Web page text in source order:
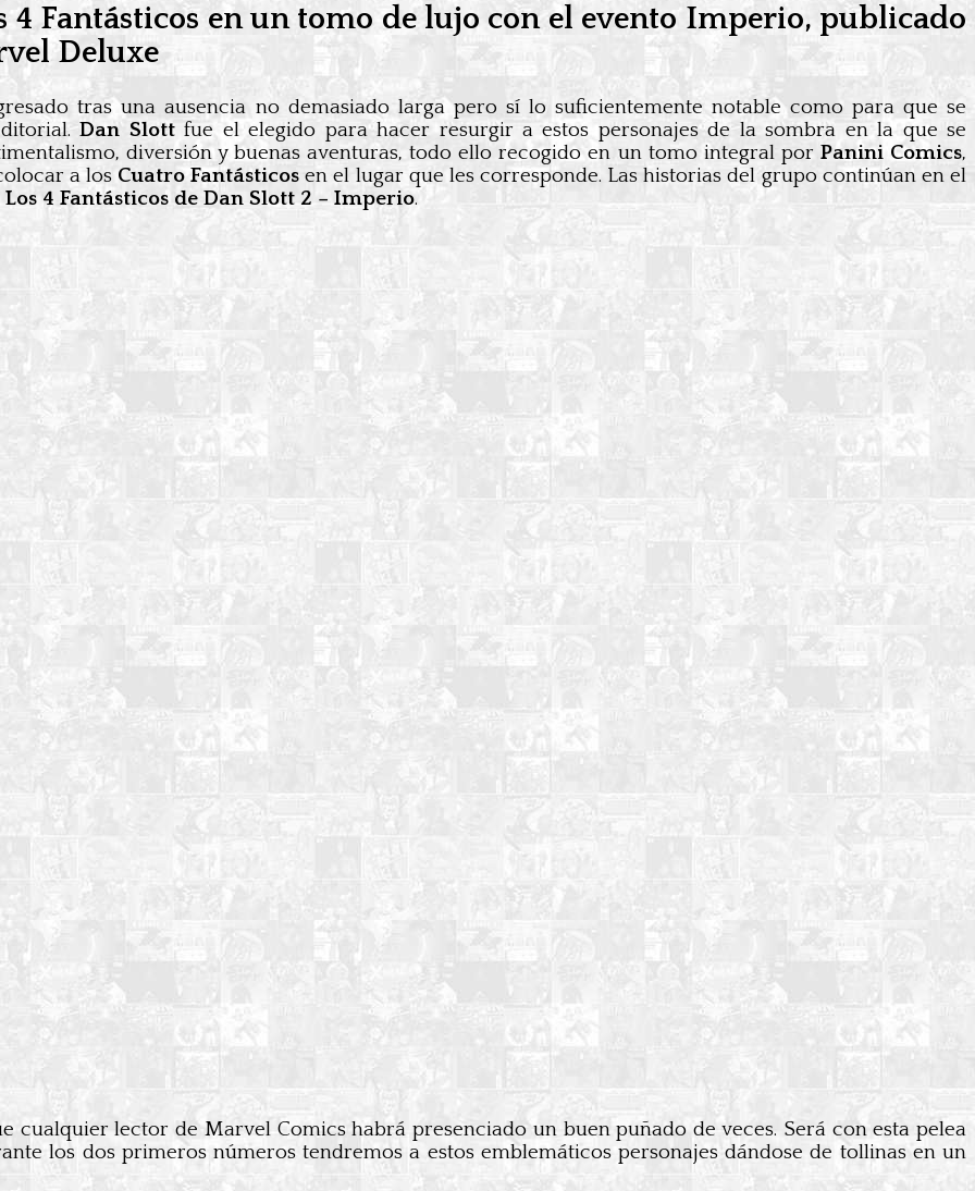
4 Fantásticos en un tomo de lujo con el evento Imperio, publicado
Deluxe
tras una ausencia no demasiado larga pero sí lo suficientemente notable como para que se
Dan Slottfue el elegido para hacer resurgir a estos personajes de la sombra en la que se
diversión y buenas aventuras, todo ello recogido en un tomo integral por Panini Comics,
a los Cuatro Fantásticos en el lugar que les corresponde. Las historias del grupo continúan en el
4 Fantásticos de Dan Slott 2 – Imperio.
cualquier lector de Marvel Comics habrá presenciado un buen puñado de veces. Será con esta pelea
los dos primeros números tendremos a estos emblemáticos personajes dándose de tollinas en un